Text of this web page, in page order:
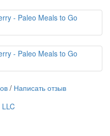
/ Написать отзыв